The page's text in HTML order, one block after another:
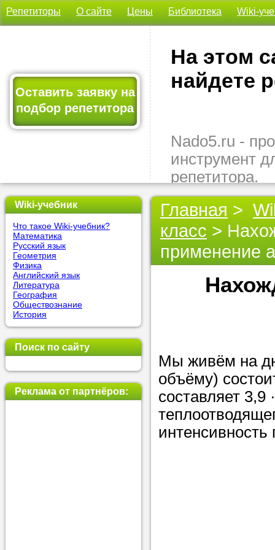
Репетиторы О сайте Цены Библиотека Wiki-
Оставить заявку на
подбор репетитора
На этом
найдете
Nado5.ru -
инструмент
репетитора.
Здесь вы
подходящего
быстро,
бесплатно.
Оставьте
позвоните
Или найдите
нашей базе
используя
Получите
Wiki-учебник
Что такое Wiki-учебник?
Математика
Русский язык
Геометрия
Физика
Английский язык
Литература
География
Обществознание
История
Поиск по сайту
Реклама от партнёров:
Главная >
класс >
применение
Мы живём на
объёму)
составляет 3,9